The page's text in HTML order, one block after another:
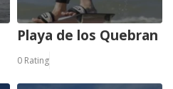
Playa de los Quebran
0 Rating